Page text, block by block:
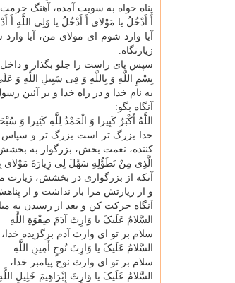
پناه خواه به سویت آمده، آهنگ
أَ أَدْخُلُ یا مَوْلای أَ أَدْخُلُ یا وَلِی اللَّهِ أَ
آیا وارد شوم ای مولای من، آیا
زیارتگاه.
سپس پای راست را جلو بگذار و
بِسْمِ اللَّهِ وَ بِاللَّهِ وَ فِی سَبِیلِ اللَّهِ وَ
به نام خدا و در راه خدا و بر آئین
آنگاه بگو:
اللَّهُ أَکْبَرُ کَبِیرا وَ الْحَمْدُ لِلَّهِ کَثِیرا وَ
خدا بزرگ تر است بزرگ تر و سپاس
کننده، نعمت بخش، بزرگوار به
الَّذِی مِنْ تَطَوُّلِهِ سَهَّلَ لِی زِیارَةَ مَوْلای
آنکه از بزرگواری در بخشش، زیارت
و از زیارتش مرا باز نداشت و از
آنگاه حرکت کن و بعد از رسیدن به
السَّلامُ عَلَیکَ یا وَارِثَ آدَمَ صِفْوَةِ اللَّهِ
سلام بر تو ای وارث آدم برگزیده خدا،
السَّلامُ عَلَیکَ یا وَارِثَ نُوحٍ أَمِینِ اللَّهِ
سلام بر تو ای وارث نوح پیامبر خدا،
السَّلامُ عَلَیکَ یا وَارِثَ إِبْرَاهِیمَ خَلِیلِ